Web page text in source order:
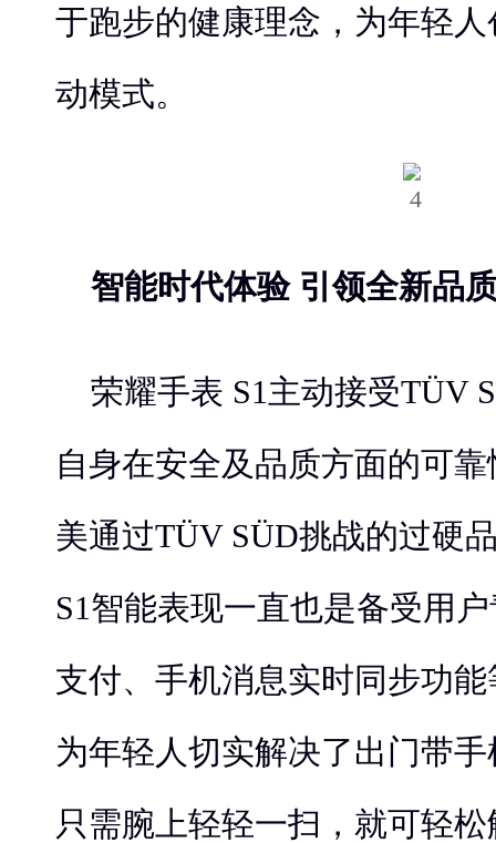
于跑步的健康理念，为年轻
动模式。
智能时代体验 引领全新品
荣耀手表 S1主动接受TÜV
自身在安全及品质方面的可
美通过TÜV SÜD挑战的过硬
S1智能表现一直也是备受用
支付、手机消息实时同步功
为年轻人切实解决了出门带
只需腕上轻轻一扫，就可轻